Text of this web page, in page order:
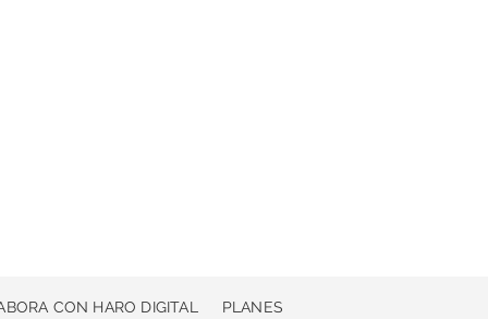
CON HARO DIGITAL PLANES